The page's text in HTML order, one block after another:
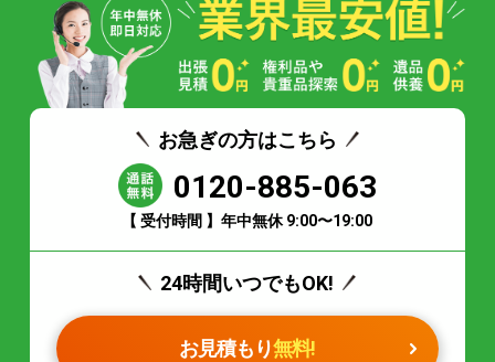
お急ぎの方はこちら
0120-885-063
【 受付時間 】年中無休 9:00〜19:00
24時間いつでもOK!
お見積もり無料!